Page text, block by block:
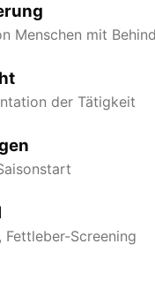
Menschen mit
der Tätigkeit
Screening